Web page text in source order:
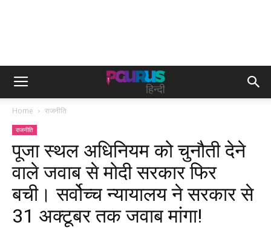
Home राजनीति
राजनीति
पूजा स्थल अधिनियम को चुनौती देने
वाले जवाब से मोदी सरकार फिर
बची। सर्वोच्च न्यायालय ने सरकार से
31 अक्टूबर तक जवाब मांगा!